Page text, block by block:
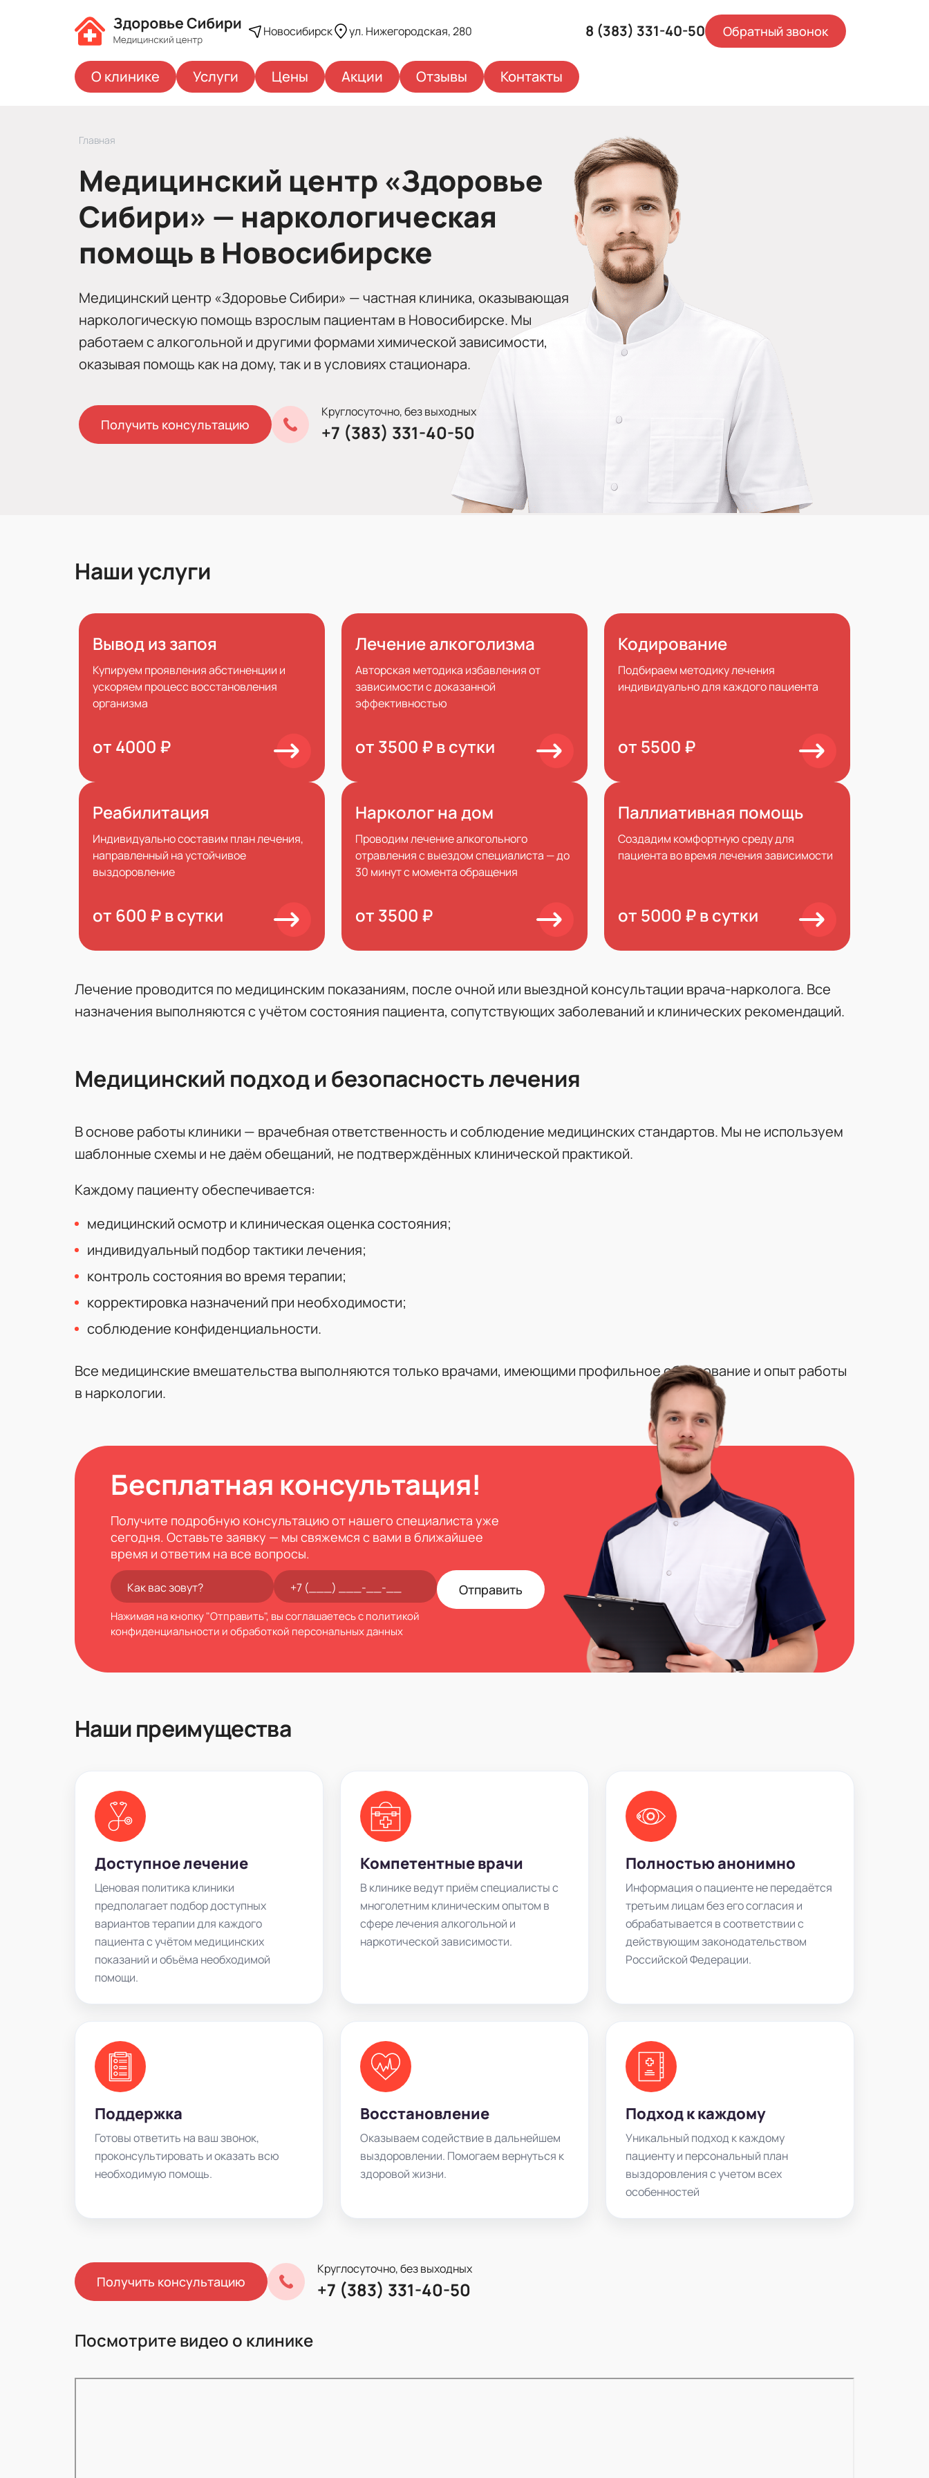
Новосибирск ул. Нижегородская, 280 8 (383) 331-40-50 Обратный звонок
О клинике Услуги Цены Акции Отзывы Контакты
Главная
Медицинский центр «Здоровье
Сибири» — наркологическая
помощь в Новосибирске
Медицинский центр «Здоровье Сибири» — частная клиника, оказывающая
наркологическую помощь взрослым пациентам в Новосибирске. Мы
работаем с алкогольной и другими формами химической зависимости,
оказывая помощь как на дому, так и в условиях стационара.
Получить консультацию
Круглосуточно, без выходных
+7 (383) 331-40-50
Наши услуги
Вывод из запоя
Купируем проявления абстиненции и
ускоряем процесс восстановления
организма
от 4000 ₽
Лечение алкоголизма
Авторская методика избавления от
зависимости с доказанной
эффективностью
от 3500 ₽ в сутки
Кодирование
Подбираем методику лечения
индивидуально для каждого пациента
от 5500 ₽
Реабилитация
Индивидуально составим план лечения,
направленный на устойчивое
выздоровление
от 600 ₽ в сутки
Нарколог на дом
Проводим лечение алкогольного
отравления с выездом специалиста — до
30 минут с момента обращения
от 3500 ₽
Паллиативная помощь
Создадим комфортную среду для
пациента во время лечения зависимости
от 5000 ₽ в сутки
Лечение проводится по медицинским показаниям, после очной или выездной консультации врача-нарколога. Все
назначения выполняются с учётом состояния пациента, сопутствующих заболеваний и клинических рекомендаций.
Медицинский подход и безопасность лечения
В основе работы клиники — врачебная ответственность и соблюдение медицинских стандартов. Мы не используем
шаблонные схемы и не даём обещаний, не подтверждённых клинической практикой.
Каждому пациенту обеспечивается:
медицинский осмотр и клиническая оценка состояния;
индивидуальный подбор тактики лечения;
контроль состояния во время терапии;
корректировка назначений при необходимости;
соблюдение конфиденциальности.
Все медицинские вмешательства выполняются только врачами, имеющими профильное образование и опыт работы
в наркологии.
Бесплатная консультация!
Получите подробную консультацию от нашего специалиста уже
сегодня. Оставьте заявку — мы свяжемся с вами в ближайшее
время и ответим на все вопросы.
Нажимая на кнопку "Отправить", вы соглашаетесь сполитикой
конфиденциальности и обработкой персональных данных
Наши преимущества
Доступное лечение
Ценовая политика клиники
предполагает подбор доступных
вариантов терапии для каждого
пациента с учётом медицинских
показаний и объёма необходимой
помощи.
Компетентные врачи
В клинике ведут приём специалисты с
многолетним клиническим опытом в
сфере лечения алкогольной и
наркотической зависимости.
Полностью анонимно
Информация о пациенте не передаётся
третьим лицам без его согласия и
обрабатывается в соответствии с
действующим законодательством
Российской Федерации.
Поддержка
Готовы ответить на ваш звонок,
проконсультировать и оказать всю
необходимую помощь.
Восстановление
Оказываем содействие в дальнейшем
выздоровлении. Помогаем вернуться к
здоровой жизни.
Подход к каждому
Уникальный подход к каждому
пациенту и персональный план
выздоровления с учетом всех
особенностей
Получить консультацию
Круглосуточно, без выходных
+7 (383) 331-40-50
Посмотрите видео о клинике